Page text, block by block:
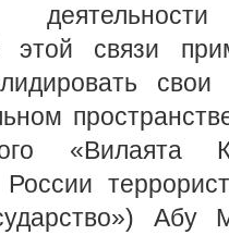
деятельности
этой связи
Абу